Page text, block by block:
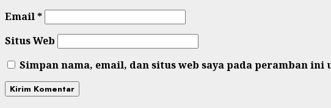
Email*
Situs Web
Simpan nama, email, dan situs web saya pada peramban